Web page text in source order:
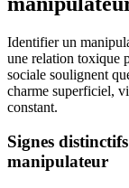
Identifier un
une relation toxique
sociale soulignent
charme superficiel,
constant.
Signes
manipulateur